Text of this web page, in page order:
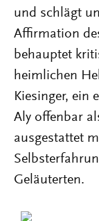
und schlägt
Affirmation
behauptet
heimlichen
Kiesinger, ein
Aly offenbar
ausgestattet
Geläuterten.